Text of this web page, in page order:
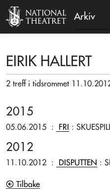
Arkiv
EIRIK HALLERT
2 treff i tidsrommet
2015
05.06.2015 : FRI :
2012
11.10.2012 : DISPUTTEN :
Tilbake